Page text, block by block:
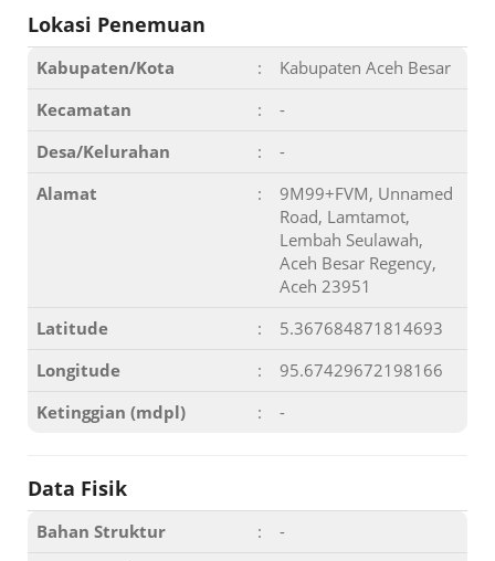
Lokasi Penemuan
Kabupaten/Kota :
Kabupaten Aceh Besar
Kecamatan
:
-
Desa/Kelurahan
:
-
Alamat
:
9M99+FVM, Unnamed
Road, Lamtamot,
Lembah Seulawah,
Aceh Besar Regency,
Aceh 23951
Latitude
:
5.367684871814693
Longitude
:
95.67429672198166
Ketinggian (mdpl)
: -
Data Fisik
Bahan Struktur :
-